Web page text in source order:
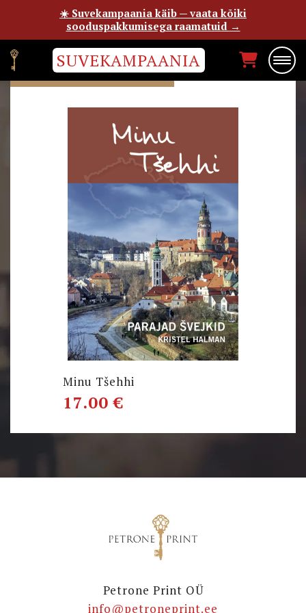
SUVEKAMPAANIA
KRISTEL HALMAN
Minu Tšehhi
17.00€
Petrone Print OÜ
info@petroneprint.ee
☀️ Suvekampaania käib — vaata kõiki
sooduspakkumisega raamatuid →